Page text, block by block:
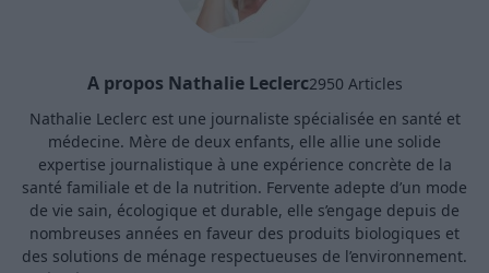
A propos Nathalie Leclerc2950 Articles
Nathalie Leclerc est une journaliste spécialisée en santé et
médecine. Mère de deux enfants, elle allie une solide
expertise journalistique à une expérience concrète de la
santé familiale et de la nutrition. Fervente adepte d’un mode
de vie sain, écologique et durable, elle s’engage depuis de
nombreuses années en faveur des produits biologiques et
des solutions de ménage respectueuses de l’environnement.